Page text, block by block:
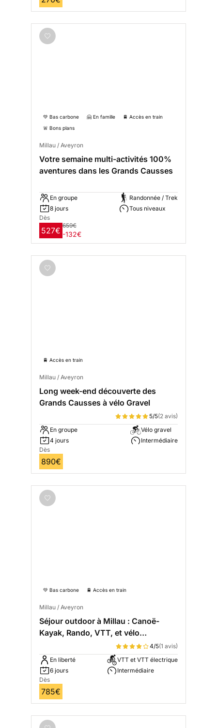
💚 Bas carbone 🤗 En famille
🚆 Accès en train
🚨 Bons plans
Millau / Aveyron
Votre semaine multi-activités 100%
aventures dans les Grands Causses
En groupe
8 jours
Randonnée / Trek
Tous niveaux
Dès
527€
659€
-132€
🚆 Accès en train
Millau / Aveyron
Long week-end découverte des
Grands Causses à vélo Gravel
5/5(2 avis)
En groupe
4 jours
Vélo gravel
Intermédiaire
Dès
890€
💚 Bas carbone 🚆 Accès en train
Millau / Aveyron
Séjour outdoor à Millau : Canoë-
Kayak, Rando, VTT, et vélo
4/5(1 avis)
En liberté
6 jours
VTT et VTT électrique
Intermédiaire
Dès
785€